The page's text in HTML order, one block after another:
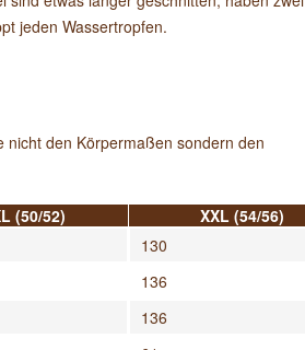
jeden Wassertropfen.
den Körpermaßen sondern den
(50/52)
XXL (54/56)
130
136
136